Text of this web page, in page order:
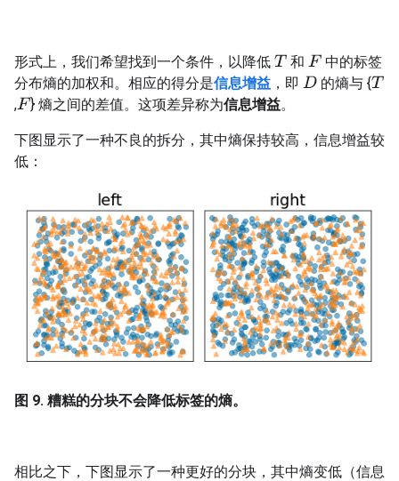
形式上，我们希望找到一个条件，以降低 T 和 F 中的标签
分布熵的加权和。相应的得分是信息增益 ，即 D 的熵与 {T
,F } 熵之间的差值。这项差异称为信息增益。
下图显示了一种不良的拆分，其中熵保持较高，信息增益较
低：
图 9. 糟糕的分块不会降低标签的熵。
相比之下，下图显示了一种更好的分块，其中熵变低（信息